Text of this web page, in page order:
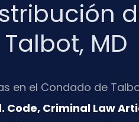
MD
en el Condado de
Code, Criminal Law